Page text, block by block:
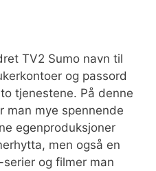
TV2 Sumo navn til
og passord
tjenestene. På denne
man mye spennende
egenproduksjoner
men også en
og filmer man